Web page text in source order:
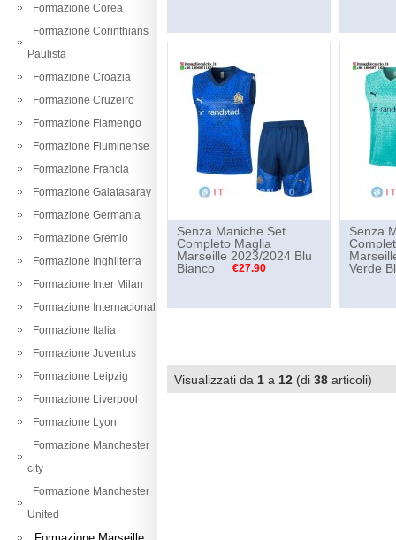
Formazione Corea
Formazione Corinthians
Paulista
Formazione Croazia
Formazione Cruzeiro
Formazione Flamengo
Formazione Fluminense
Formazione Francia
Formazione Galatasaray
Formazione Germania
Formazione Gremio
Formazione Inghilterra
Formazione Inter Milan
Formazione Internacional
Formazione Italia
Formazione Juventus
Formazione Leipzig
Formazione Liverpool
Formazione Lyon
Formazione Manchester
city
Formazione Manchester
United
Senza Maniche Set
Completo Maglia
Marseille 2023/2024 Blu
Bianco
€27.90
Senza
Verde
Visualizzati da 1 a 12 (di 38 articoli)